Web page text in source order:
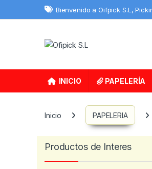
Skip to navigation
Skip to content Bienvenido a Oifpick S.L,
INICIO PAPELERÍA
Inicio PAPELERIA
Productos de Interes